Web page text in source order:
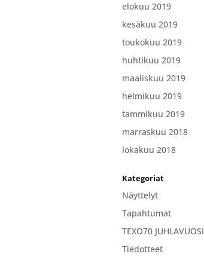
elokuu 2019
kesäkuu 2019
toukokuu 2019
huhtikuu 2019
maaliskuu 2019
helmikuu 2019
tammikuu 2019
marraskuu 2018
lokakuu 2018
Kategoriat
Näyttelyt
Tapahtumat
TEXO70 JUHLAVUOSI
Tiedotteet